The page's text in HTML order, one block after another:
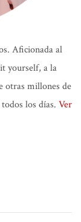
Aficionada al
yourself, a la
otras millones de
los días. Ver